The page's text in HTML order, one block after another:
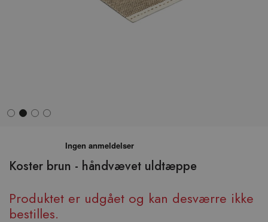
Koster brun - håndvævet uldtæppe
Produktet er udgået og kan desværre ikke
bestilles.
begyndelsen
af